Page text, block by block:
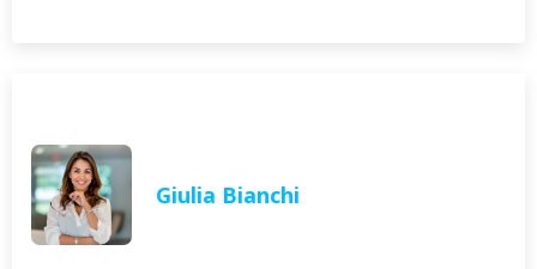
Giulia Bianchi